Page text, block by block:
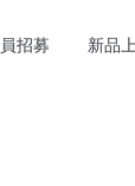
招募 新品